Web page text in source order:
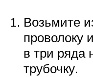
Возьмите
проволоку
в три ряда
трубочку.